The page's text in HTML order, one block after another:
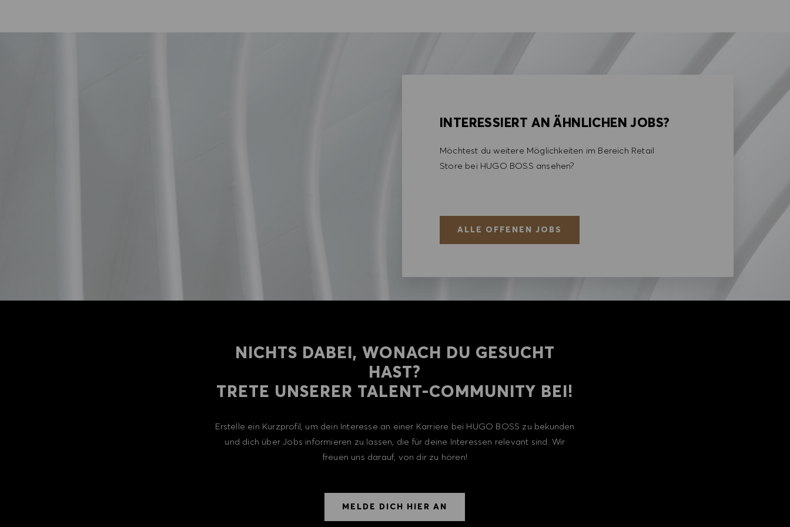
INTERESSIERT AN ÄHNLICHEN JOBS?
Möchtest du weitere Möglichkeiten im Bereich Retail
Store bei HUGO BOSS ansehen?
ALLE OFFENEN JOBS
NICHTS DABEI, WONACH DU GESUCHT
HAST?
TRETE UNSERER TALENT-COMMUNITY BEI!
Erstelle ein Kurzprofil, um dein Interesse an einer Karriere bei HUGO BOSS zu bekunden
und dich über Jobs informieren zu lassen, die für deine Interessen relevant sind. Wir
freuen uns darauf, von dir zu hören!
MELDE DICH HIER AN